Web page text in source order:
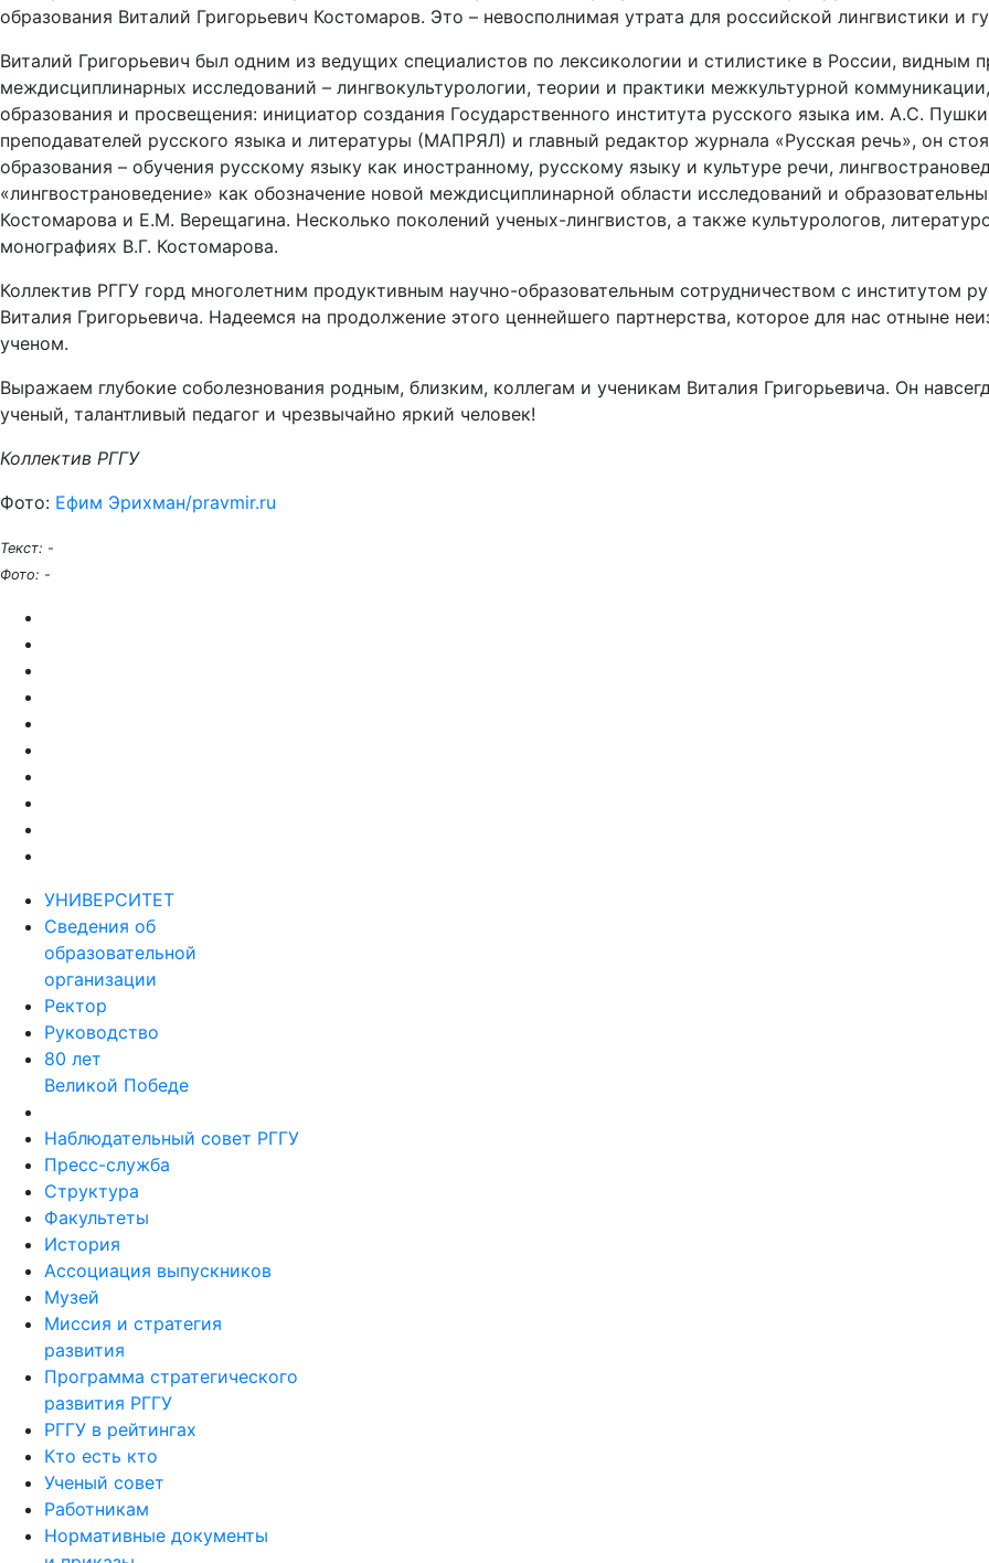
образования Виталий Григорьевич Костомаров. Это – невосполнимая утрата для российской лингвистики и
Виталий Григорьевич был одним из ведущих специалистов по лексикологии и стилистике в России, видным
междисциплинарных исследований – лингвокультурологии, теории и практики межкультурной
образования и просвещения: инициатор создания Государственного института русского языка им. А.С.
преподавателей русского языка и литературы (МАПРЯЛ) и главный редактор журнала «Русская речь», он
образования – обучения русскому языку как иностранному, русскому языку и культуре речи,
«лингвострановедение» как обозначение новой междисциплинарной области исследований и
Костомарова и Е.М. Верещагина. Несколько поколений ученых-лингвистов, а также культурологов,
монографиях В.Г. Костомарова.
Коллектив РГГУ горд многолетним продуктивным научно-образовательным сотрудничеством с институтом
Виталия Григорьевича. Надеемся на продолжение этого ценнейшего партнерства, которое для нас отныне
ученом.
Выражаем глубокие соболезнования родным, близким, коллегам и ученикам Виталия Григорьевича. Он
ученый, талантливый педагог и чрезвычайно яркий человек!
Коллектив РГГУ
Фото: Ефим Эрихман/pravmir.ru
Текст: -
Фото: -
УНИВЕРСИТЕТ
Сведения об
образовательной
организации
Ректор
Руководство
80 лет
Великой Победе
Наблюдательный совет РГГУ
Пресс-служба
Структура
Факультеты
История
Ассоциация выпускников
Музей
Миссия и стратегия
развития
Программа стратегического
развития РГГУ
РГГУ в рейтингах
Кто есть кто
Ученый совет
Работникам
Нормативные документы